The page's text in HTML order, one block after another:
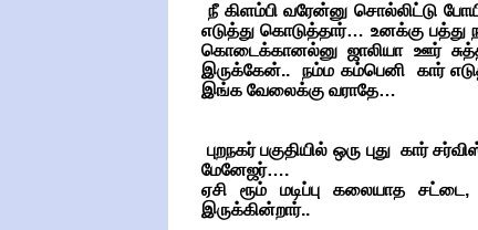
நீ கிளம்பி வரேன்னு சொல்லிட்டு
எடுத்து கொடுத்தார்… உனக்கு
கொடைக்கானல்னு ஜாலியா ஊர்
இருக்கேன்.. நம்ம கம்பெனி கார்
இங்க வேலைக்கு வராதே…
புறநகர் பகுதியில் ஒரு புது
மேனேஜர்….
ஏசி ரூம் மடிப்பு கலையாத
இருக்கின்றார்..